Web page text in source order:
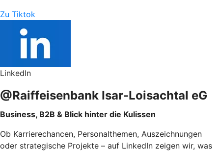
Zu Tiktok
LinkedIn
@Raiffeisenbank Isar-Loisachtal eG
Business, B2B & Blick hinter die Kulissen
Ob Karrierechancen, Personalthemen, Auszeichnungen
oder strategische Projekte – auf LinkedIn zeigen wir, was